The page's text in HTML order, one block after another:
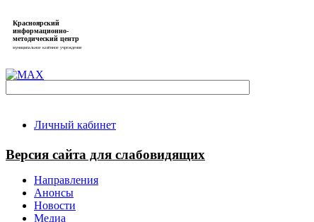
Красноярский
информационно-
методический центр
муниципальное казённое учреждение
Личный кабинет
Версия сайта для слабовидящих
Направления
Анонсы
Новости
Медиа